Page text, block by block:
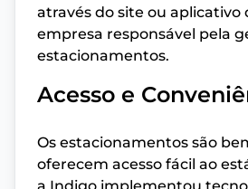
através do site ou aplicativo
empresa responsável pela
estacionamentos.
Acesso e
Os estacionamentos são
oferecem acesso fácil ao
a Indigo implementou